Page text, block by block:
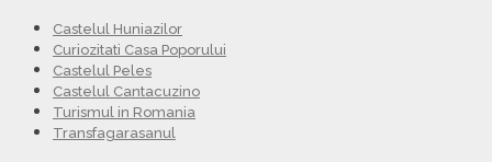
Castelul Huniazilor
Curiozitati Casa Poporului
Castelul Peles
Castelul Cantacuzino
Turismul in Romania
Transfagarasanul